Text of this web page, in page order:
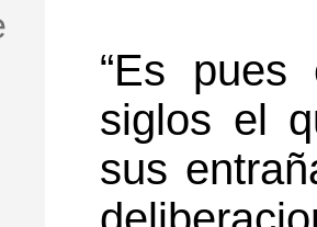
“Es
siglos el
sus